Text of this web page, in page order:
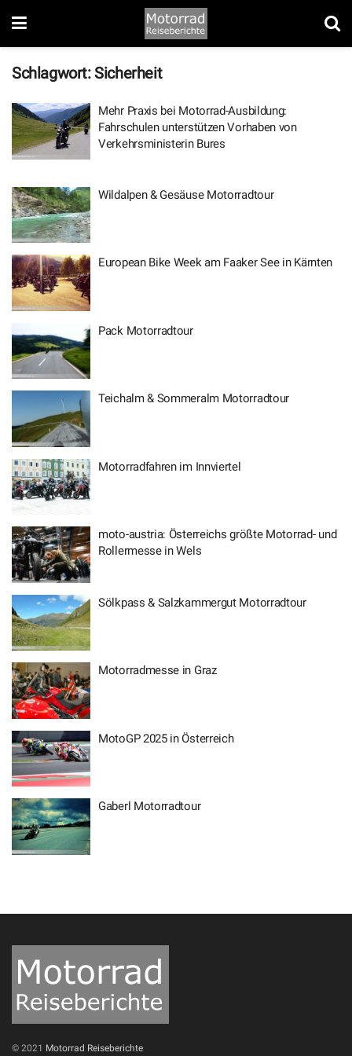
Schlagwort:Sicherheit
Mehr Praxis bei Motorrad-Ausbildung:
Fahrschulen unterstützen Vorhaben von
Verkehrsministerin Bures
Wildalpen & Gesäuse Motorradtour
European Bike Week am Faaker See in Kärnten
Pack Motorradtour
Teichalm & Sommeralm Motorradtour
Motorradfahren im Innviertel
moto-austria: Österreichs größte Motorrad- und
Rollermesse in Wels
Sölkpass & Salzkammergut Motorradtour
Motorradmesse in Graz
MotoGP 2025 in Österreich
Gaberl Motorradtour
© 2021 Motorrad Reiseberichte